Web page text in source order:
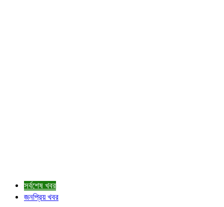
সর্বশেষ খবর
জনপ্রিয় খবর